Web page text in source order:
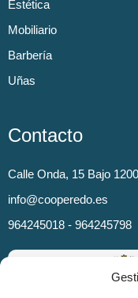
Estética
Mobiliario
Barbería
Uñas
Contacto
Calle Onda, 15 Bajo
info@cooperedo.es
964245018 - 964245798